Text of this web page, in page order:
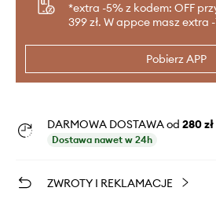
*extra -5% z kodem: OFF
399 zł. W appce masz extra
Pobierz APP
DARMOWA DOSTAWA od 280 zł
Dostawa nawet w 24h
ZWROTY I REKLAMACJE